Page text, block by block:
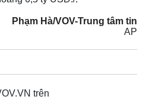
Phạm Hà/VOV-Trung tâm tin
AP
trên